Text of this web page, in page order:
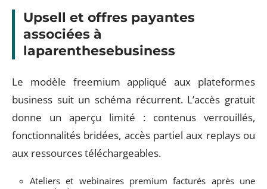
Upsell et offres payantes
associées à
laparenthesebusiness
Le modèle freemium appliqué aux plateformes
business suit un schéma récurrent. L’accès gratuit
donne un aperçu limité : contenus verrouillés,
fonctionnalités bridées, accès partiel aux replays ou
aux ressources téléchargeables.
Ateliers et webinaires premium facturés après une